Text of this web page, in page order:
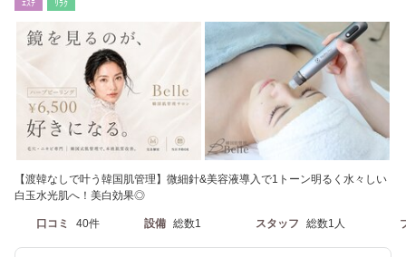
ｴｽﾃ ﾘﾗｸ
【渡韓なしで叶う韓国肌管理】微細針&美容液導入で1トーン明るく水々しい
白玉水光肌へ！美白効果◎
口コミ 40件 設備 総数1 スタッフ 総数1人